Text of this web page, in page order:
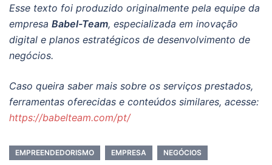
Esse texto foi produzido originalmente pela equipe da
empresa Babel-Team, especializada em inovação
digital e planos estratégicos de desenvolvimento de
negócios.
Caso queira saber mais sobre os serviços prestados,
ferramentas oferecidas e conteúdos similares, acesse:
https://babelteam.com/pt/
EMPREENDEDORISMO EMPRESA NEGÓCIOS